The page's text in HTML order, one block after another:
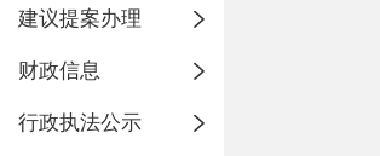
建议提案办理
财政信息
行政执法公示